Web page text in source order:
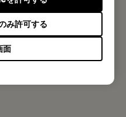
面
み許可する
る